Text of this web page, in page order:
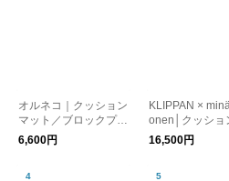
オルネコ｜クッション
マット／ブロックプリ
ント柄
6,600円
KLIPPAN ×
onen│クッショ
ー［CHOUCHO
16,500円